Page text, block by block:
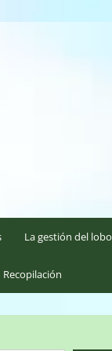
La gestión del lobo